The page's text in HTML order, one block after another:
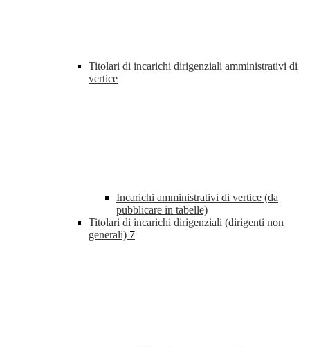
Titolari di incarichi dirigenziali amministrativi di
vertice
Incarichi amministrativi di vertice (da
pubblicare in tabelle)
Titolari di incarichi dirigenziali (dirigenti non
generali) 7